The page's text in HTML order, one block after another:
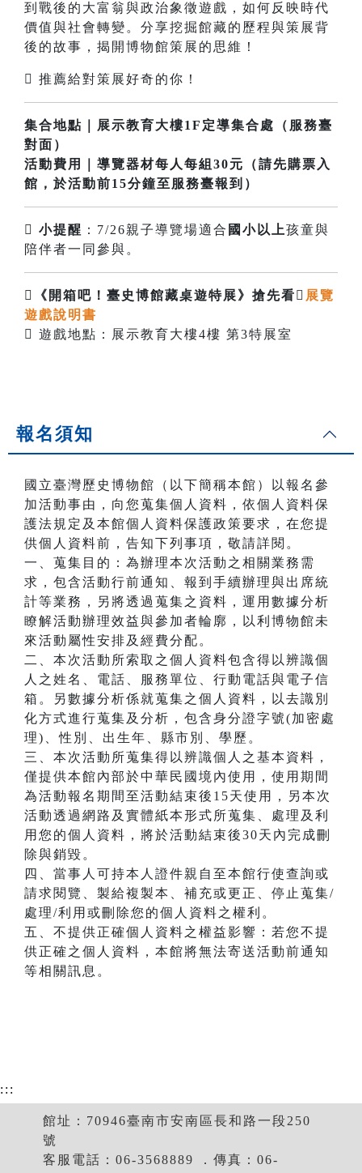
到戰後的大富翁與政治象徵遊戲，如何反映時代
價值與社會轉變。分享挖掘館藏的歷程與策展背
後的故事，揭開博物館策展的思維！
 推薦給對策展好奇的你！
集合地點 ｜展示教育大樓1F定導集合處（服務臺
對面）
活動費用
｜導覽器材每人每組30元（請先購票入
館，於活動前15分鐘至服務臺報到）
 小提醒 ：7/26親子導覽場適合 國小以上孩童與
陪伴者一同參與。
 《開箱吧！臺史博館藏桌遊特展》搶先看️ 展覽
遊戲說明書
 遊戲地點：展示教育大樓4樓 第3特展室
報名須知
國立臺灣歷史博物館（以下簡稱本館）以報名參
加活動事由，向您蒐集個人資料，依個人資料保
護法規定及本館個人資料保護政策要求，在您提
供個人資料前，告知下列事項，敬請詳閱。
一、蒐集目的：為辦理本次活動之相關業務需
求，包含活動行前通知、報到手續辦理與出席統
計等業務，另將透過蒐集之資料，運用數據分析
瞭解活動辦理效益與參加者輪廓，以利博物館未
來活動屬性安排及經費分配。
二、本次活動所索取之個人資料包含得以辨識個
人之姓名、電話、服務單位、行動電話與電子信
箱。另數據分析係就蒐集之個人資料，以去識別
化方式進行蒐集及分析，包含身分證字號(加密處
理)、性別、出生年、縣市別、學歷。
三、本次活動所蒐集得以辨識個人之基本資料，
僅提供本館內部於中華民國境內使用，使用期間
為活動報名期間至活動結束後15天使用，另本次
活動透過網路及實體紙本形式所蒐集、處理及利
用您的個人資料，將於活動結束後30天內完成刪
除與銷毀。
四、當事人可持本人證件親自至本館行使查詢或
請求閱覽、製給複製本、補充或更正、停止蒐集/
處理/利用或刪除您的個人資料之權利。
五、不提供正確個人資料之權益影響：若您不提
供正確之個人資料，本館將無法寄送活動前通知
等相關訊息。
:::
館址：70946臺南市安南區長和路一段250
號
客服電話：06-3568889 ．傳真：06-